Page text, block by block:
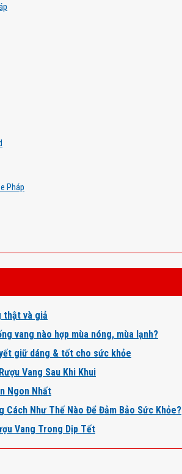
Pháp
thật và giả
vang nào hợp mùa nóng, mùa lạnh?
giữ dáng & tốt cho sức khỏe
Vang Sau Khi Khui
Ngon Nhất
Cách Như Thế Nào Để Đảm Bảo Sức Khỏe?
Vang Trong Dịp Tết